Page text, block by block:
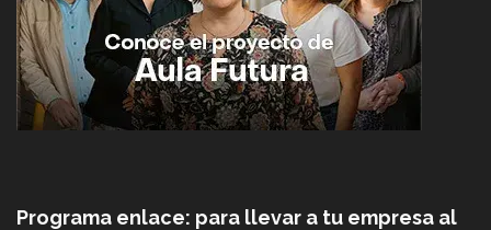
Programa enlace: para llevar a tu empresa al